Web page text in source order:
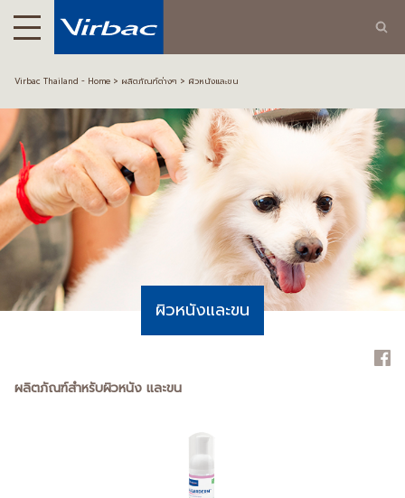
Virbac Thailand - Home ผลิตภัณฑ์ต่างๆ ผิวหนังและขน
ผิวหนังและขน
ผลิตภัณฑ์สำหรับผิวหนัง และขน